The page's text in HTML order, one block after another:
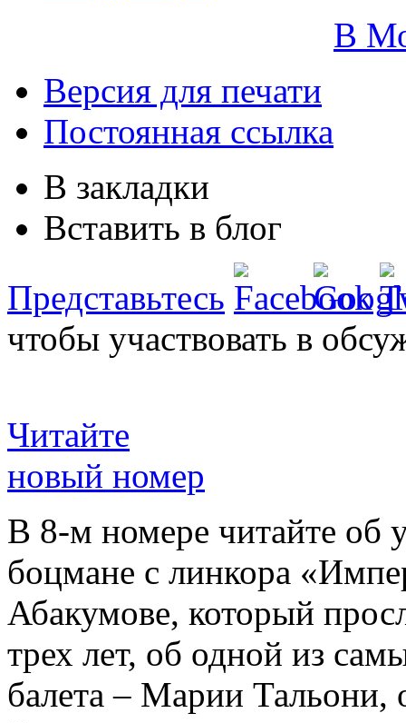
В
Версия для печати
Постоянная ссылка
В закладки
Вставить в блог
Представьтесь
чтобы участвовать в
Читайте
новый номер
В 8-м номере читайте об
боцмане с линкора
Абакумове, который
трех лет, об одной из
балета – Марии